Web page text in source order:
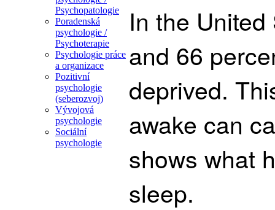
Psychopatologie
Poradenská
psychologie /
Psychoterapie
Psychologie práce
a organizace
Pozitivní
psychologie
(seberozvoj)
Vývojová
psychologie
Sociální
psychologie
In the
and 66
deprived.
awake can
shows what
sleep.